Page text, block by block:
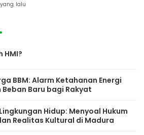
lalu
HMI?
BBM: Alarm Ketahanan Energi
Baru bagi Rakyat
Hidup: Menyoal Hukum
Realitas Kultural di Madura